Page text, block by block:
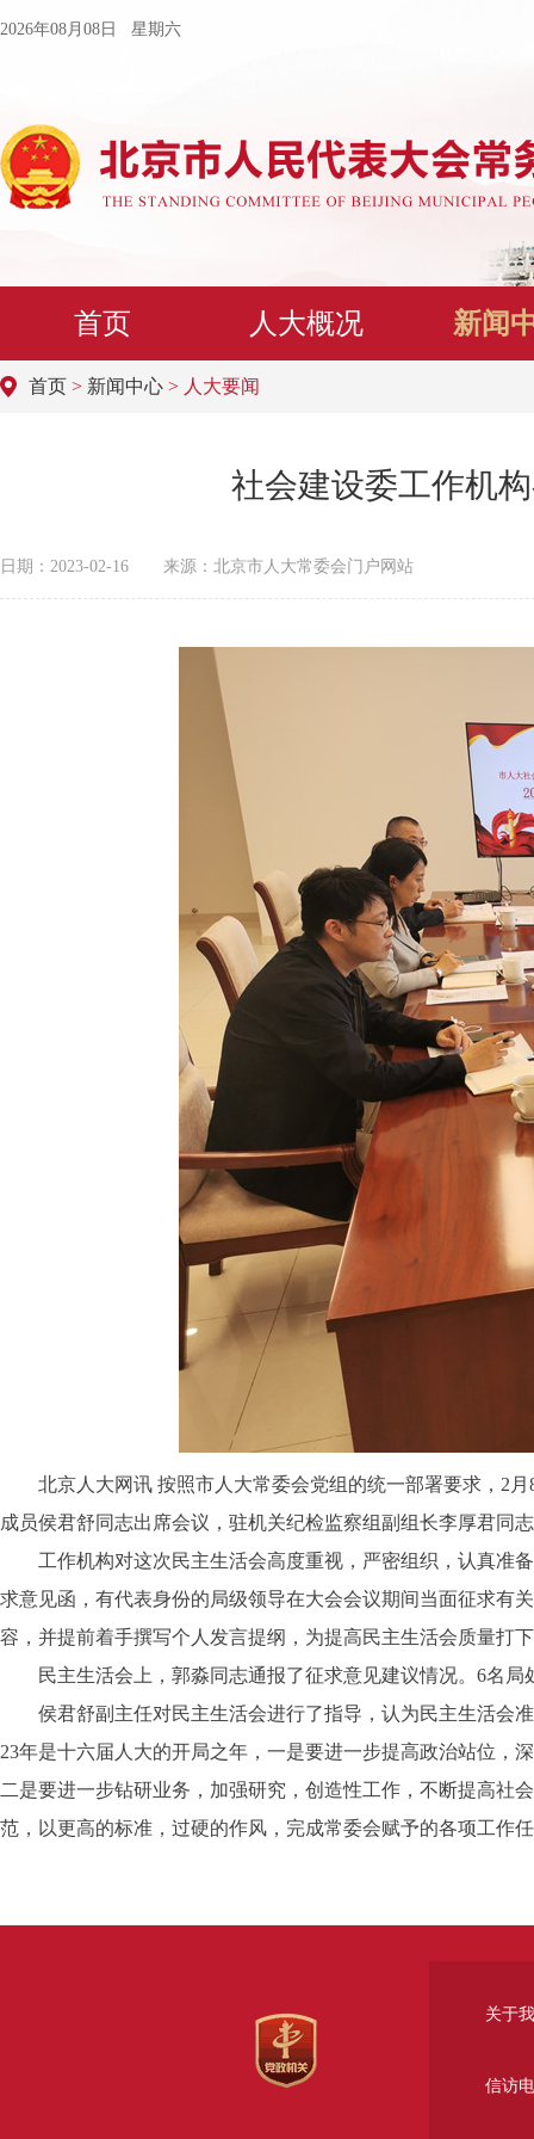
2026年08月08日 星期六
首页 人大概况 新闻
首页 > 新闻中心 > 人大要闻
社会建设委工作机
日期：2023-02-16 来源：北京市人大常委会门户网站
北京人大网讯 按照市人大常委会党组的统一部署要求，2月
成员侯君舒同志出席会议，驻机关纪检监察组副组长李厚君同
工作机构对这次民主生活会高度重视，严密组织，认真准备
求意见函，有代表身份的局级领导在大会会议期间当面征求有
容，并提前着手撰写个人发言提纲，为提高民主生活会质量打
民主生活会上，郭淼同志通报了征求意见建议情况。6名局
侯君舒副主任对民主生活会进行了指导，认为民主生活会准
23年是十六届人大的开局之年，一是要进一步提高政治站位，
二是要进一步钻研业务，加强研究，创造性工作，不断提高社
范，以更高的标准，过硬的作风，完成常委会赋予的各项工作
关于
信访